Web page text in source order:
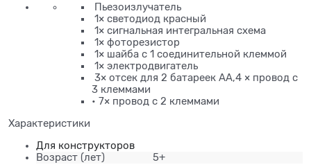
Пьезоизлучатель
1× светодиод красный
1× сигнальная интегральная схема
1× фоторезистор
1× шайба с 1 соединительной клеммой
1× электродвигатель
3× отсек для 2 батареек АА,4 × провод с
3 клеммами
• 7× провод с 2 клеммами
Характеристики
Для конструкторов
Возраст (лет)
5+